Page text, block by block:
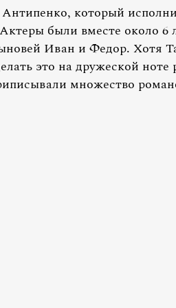
который
были вместе около 6
Иван и Федор. Хотя
это на дружеской
множество